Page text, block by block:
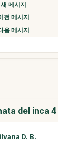
새 메시지
전 메시지
음 메시지
del inca 4
D. B.